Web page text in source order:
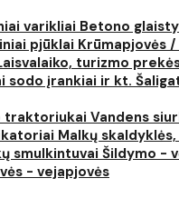
varikliai Betono
pjūklai Krūmapjovės
turizmo
sodo įrankiai ir kt.
traktoriukai Vandens
Malkų
smulkintuvai Šildymo -
- vejapjovės